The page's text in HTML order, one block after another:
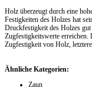
Holz überzeugt durch eine
Festigkeiten des Holzes hat
Druckfestigkeit des Holzes
Zugfestigkeitswerte
Zugfestigkeit von Holz,
Ähnliche Kategorien:
Zaun